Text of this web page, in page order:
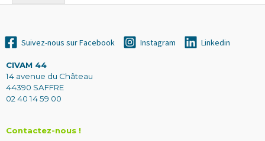
Suivez-nous sur Facebook Instagram Linkedin
CIVAM 44
14 avenue du Château
44390 SAFFRE
02 40 14 59 00
Contactez-nous !